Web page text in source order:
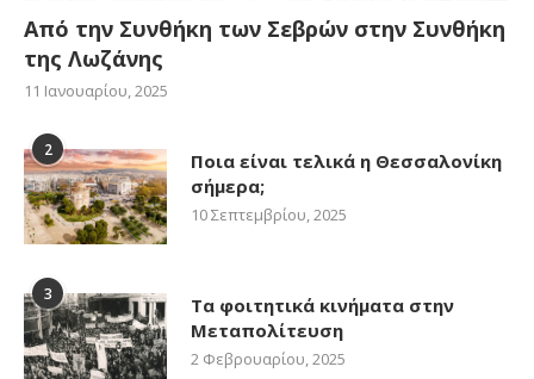
Από την Συνθήκη των Σεβρών στην Συνθήκη
της Λωζάνης
11 Ιανουαρίου, 2025
2
Ποια είναι τελικά η Θεσσαλονίκη
σήμερα;
10 Σεπτεμβρίου, 2025
3
Τα φοιτητικά κινήματα στην
Μεταπολίτευση
2 Φεβρουαρίου, 2025